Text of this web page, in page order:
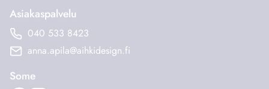
muunnelma.
tehdä
valinnat
tuotteen
sivulla.
Asiakaspalvelu
040 533 8423
anna.apila@aihkidesign.fi
Some